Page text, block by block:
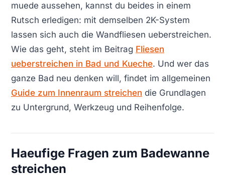
muede aussehen, kannst du beides in einem
Rutsch erledigen: mit demselben 2K-System
lassen sich auch die Wandfliesen ueberstreichen.
Wie das geht, steht im Beitrag Fliesen
ueberstreichen in Bad und Kueche. Und wer das
ganze Bad neu denken will, findet im allgemeinen
Guide zum Innenraum streichen die Grundlagen
zu Untergrund, Werkzeug und Reihenfolge.
Haeufige Fragen zum Badewanne
streichen